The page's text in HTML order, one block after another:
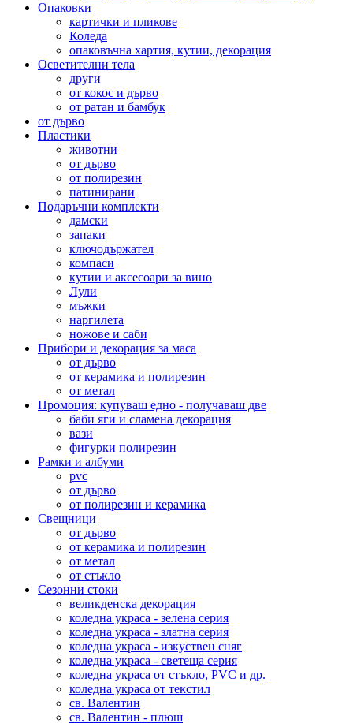
Опаковки
картички и пликове
Коледа
опаковъчна хартия, кутии, декорация
Осветителни тела
други
от кокос и дърво
от ратан и бамбук
от дърво
Пластики
животни
от дърво
от полирезин
патинирани
Подаръчни комплекти
дамски
запаки
ключодържател
компаси
кутии и аксесоари за вино
Лули
мъжки
наргилета
ножове и саби
Прибори и декорация за маса
от дърво
от керамика и полирезин
от метал
Промоция: купуваш едно - получаваш две
баби яги и сламена декорация
вази
фигурки полирезин
Рамки и албуми
pvc
от дърво
от полирезин и керамика
Свещници
от дърво
от керамика и полирезин
от метал
от стъкло
Сезонни стоки
великденска декорация
коледна украса - зелена серия
коледна украса - златна серия
коледна украса - изкуствен сняг
коледна украса - светеща серия
коледна украса от стъкло, PVC и др.
коледна украса от текстил
св. Валентин
св. Валентин - плюш